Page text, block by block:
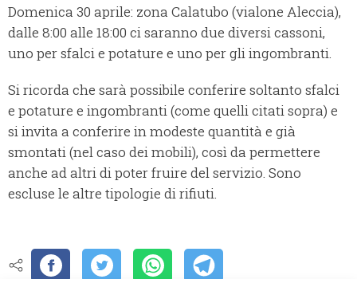
Domenica 30 aprile: zona Calatubo (vialone Aleccia),
dalle 8:00 alle 18:00 ci saranno due diversi cassoni,
uno per sfalci e potature e uno per gli ingombranti.
Si ricorda che sarà possibile conferire soltanto sfalci
e potature e ingombranti (come quelli citati sopra) e
si invita a conferire in modeste quantità e già
smontati (nel caso dei mobili), così da permettere
anche ad altri di poter fruire del servizio. Sono
escluse le altre tipologie di rifiuti.